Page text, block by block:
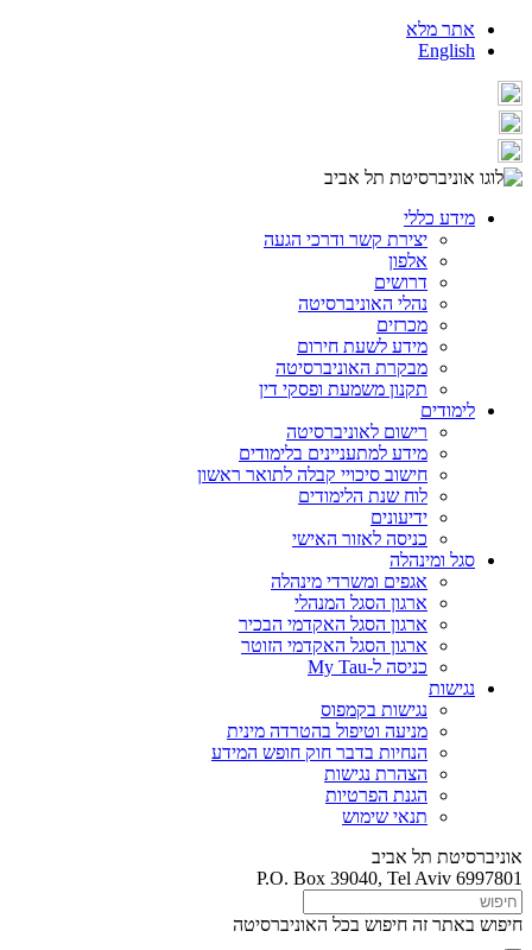
אתר מלא
English
מידע כללי
יצירת קשר ודרכי הגעה
אלפון
דרושים
נהלי האוניברסיטה
מכרזים
מידע לשעת חירום
מבקרת האוניברסיטה
תקנון משמעת ופסקי דין
לימודים
רישום לאוניברסיטה
מידע למתעניינים בלימודים
חישוב סיכויי קבלה לתואר ראשון
לוח שנת הלימודים
ידיעונים
כניסה לאזור האישי
סגל ומינהלה
אגפים ומשרדי מינהלה
ארגון הסגל המנהלי
ארגון הסגל האקדמי הבכיר
ארגון הסגל האקדמי הזוטר
כניסה ל-My Tau
נגישות
נגישות בקמפוס
מניעה וטיפול בהטרדה מינית
הנחיות בדבר חוק חופש המידע
הצהרת נגישות
הגנת הפרטיות
תנאי שימוש
אוניברסיטת תל אביב
P.O. Box 39040, Tel Aviv 6997801
חיפוש באתר זה חיפוש בכל האוניברסיטה